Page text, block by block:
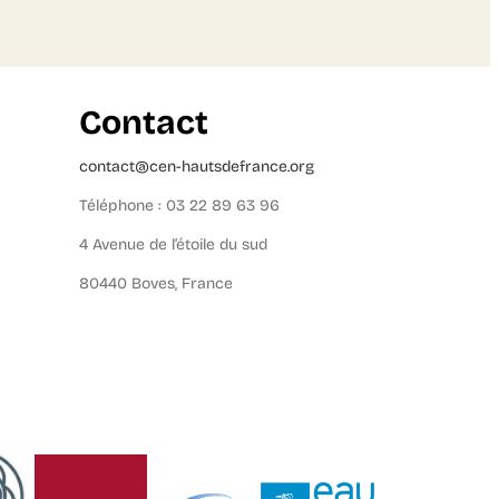
Contact
contact@cen-hautsdefrance.org
Téléphone : 03 22 89 63 96
4 Avenue de l’étoile du sud
80440 Boves, France